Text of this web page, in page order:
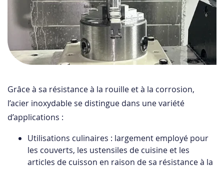
Grâce à sa résistance à la rouille et à la corrosion,
l’acier inoxydable se distingue dans une variété
d’applications :
Utilisations culinaires : largement employé pour
les couverts, les ustensiles de cuisine et les
articles de cuisson en raison de sa résistance à la